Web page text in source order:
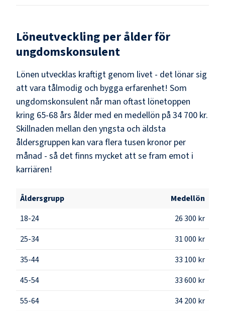
Löneutveckling per ålder för
ungdomskonsulent
Lönen utvecklas kraftigt genom livet - det lönar sig
att vara tålmodig och bygga erfarenhet! Som
ungdomskonsulent når man oftast lönetoppen
kring 65-68 års ålder med en medellön på 34 700 kr.
Skillnaden mellan den yngsta och äldsta
åldersgruppen kan vara flera tusen kronor per
månad - så det finns mycket att se fram emot i
karriären!
Åldersgrupp
Medellön
18-24
26 300 kr
25-34
31 000 kr
35-44
33 100 kr
45-54
33 600 kr
55-64
34 200 kr